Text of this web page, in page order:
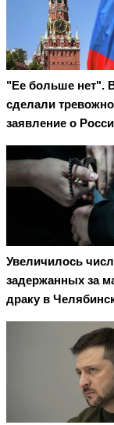
"Ее больше нет".
сделали
заявление о
Увеличилось
задержанных за
драку в